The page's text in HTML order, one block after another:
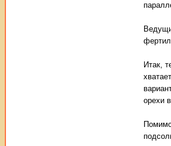
Итак,
орехи